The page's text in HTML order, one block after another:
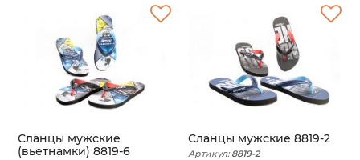
Сланцы мужские
(вьетнамки) 8819-6
Сланцы мужские 8819-2
Артикул: 8819-2